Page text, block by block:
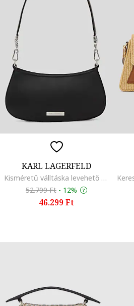
KARL LAGERFELD
Kisméretű válltáska levehető pánttal, Fekete
52.799 Ft - 12%
46.299 Ft